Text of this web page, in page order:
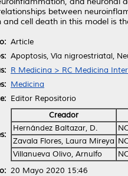
between
and cell death in this model is
Article
Apoptosis, Vía nigroestriatal,
R Medicina > RC Medicina
Medicina
Editor Repositorio
Creador
Hernández Baltazar, D.
Zavala Flores, Laura Mireya
Villanueva Olivo, Arnulfo
20 Mayo 2020 15:46